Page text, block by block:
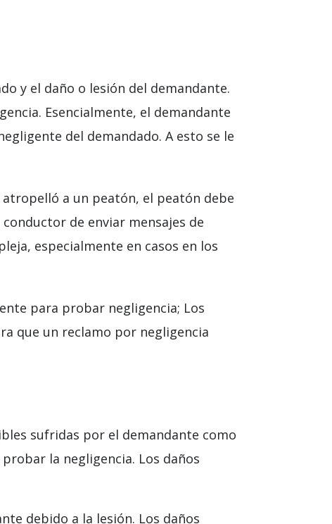
y el daño o lesión del demandante.
Esencialmente, el demandante
del demandado. A esto se le
a un peatón, el peatón debe
de enviar mensajes de
especialmente en casos en los
para probar negligencia; Los
que un reclamo por negligencia
sufridas por el demandante como
la negligencia. Los daños
debido a la lesión. Los daños